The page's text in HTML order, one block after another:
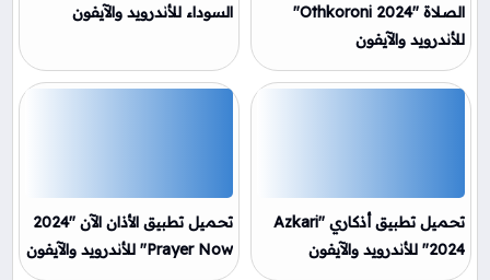
الصلاة "Othkoroni 2024"
للأندرويد والآيفون
السوداء للأندرويد والآيفون
تحميل تطبيق أذكاري "Azkari
2024" للأندرويد والآيفون
تحميل تطبيق الأذان الآن "2024
Prayer Now" للأندرويد والآيفون